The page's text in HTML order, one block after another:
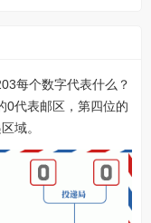
每个数字代表什么？
0代表邮区，第四位的
域。